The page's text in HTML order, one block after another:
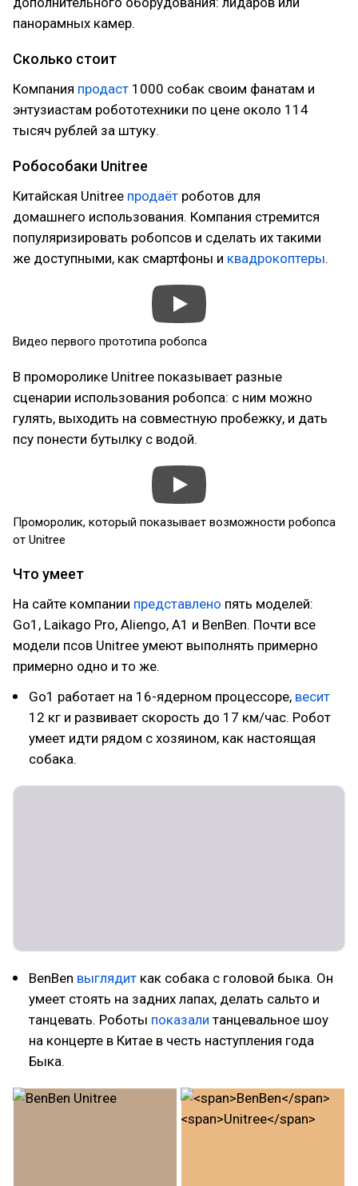
панорамных камер.
Сколько стоит
Компания продаст 1000 собак своим фанатам и
энтузиастам робототехники по цене около 114
тысяч рублей за штуку.
Робособаки Unitree
Китайская Unitree продаёт роботов для
домашнего использования. Компания стремится
популяризировать робопсов и сделать их такими
же доступными, как смартфоны и квадрокоптеры.
Видео первого прототипа робопса
В проморолике Unitree показывает разные
сценарии использования робопса: с ним можно
гулять, выходить на совместную пробежку, и дать
псу понести бутылку с водой.
Проморолик, который показывает возможности робопса
от Unitree
Что умеет
На сайте компании представлено пять моделей:
Go1, Laikago Pro, Aliengo, A1 и BenBen. Почти все
модели псов Unitree умеют выполнять примерно
примерно одно и то же.
Go1 работает на 16-ядерном процессоре, весит
12 кг и развивает скорость до 17 км/час. Робот
умеет идти рядом с хозяином, как настоящая
собака.
BenBen выглядит как собака с головой быка. Он
умеет стоять на задних лапах, делать сальто и
танцевать. Роботы показали танцевальное шоу
на концерте в Китае в честь наступления года
Быка.